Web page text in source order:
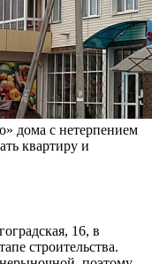
дома с нетерпением
квартиру и
16, в
строительства.